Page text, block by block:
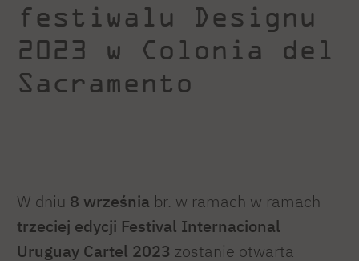
festiwalu Designu
2023 w Colonia del
Sacramento
W dniu 8 września br. w ramach w ramach
trzeciej edycji Festival Internacional
Uruguay Cartel 2023 zostanie otwarta